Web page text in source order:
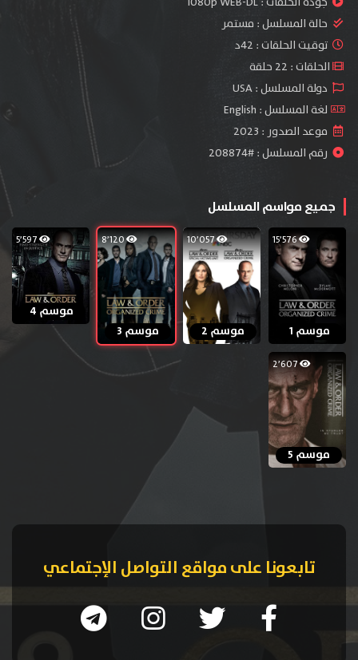
حالة المسلسل : مستمر
توقيت الحلقات : 42د
الحلقات : 22 حلقة
دولة المسلسل : USA
لغة المسلسل : English
موعد الصدور : 2023
رقم المسلسل : #208874
جميع مواسم المسلسل
15٬576
موسم 1
10٬057
موسم 2
8٬120
موسم 3
5٬597
موسم 4
2٬607
موسم 5
تابعونا على مواقع التواصل الإجتماعي